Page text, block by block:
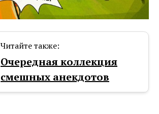
Читайте также:
Очередная коллекция
смешных анекдотов